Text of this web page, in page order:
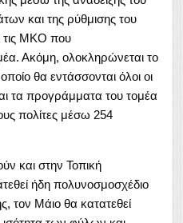
και της ρύθμισης του
τις ΜΚΟ που
Ακόμη, ολοκληρώνεται το
θα εντάσσονται όλοι οι
τα προγράμματα του τομέα
πολίτες μέσω 254
και στην Τοπική
ήδη πολυνοσμοσχέδιο
τον Μάιο θα κατατεθεί